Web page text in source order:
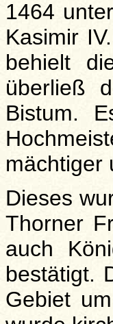
1464
Kasimir
behielt
überließ
Bistum.
mächtiger
Dieses
Thorner
auch
bestätigt.
Gebiet